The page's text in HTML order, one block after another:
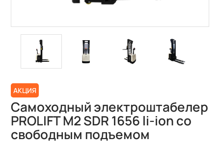
АКЦИЯ
Самоходный электроштабелер
PROLIFT M2 SDR 1656 li-ion со
свободным подъемом